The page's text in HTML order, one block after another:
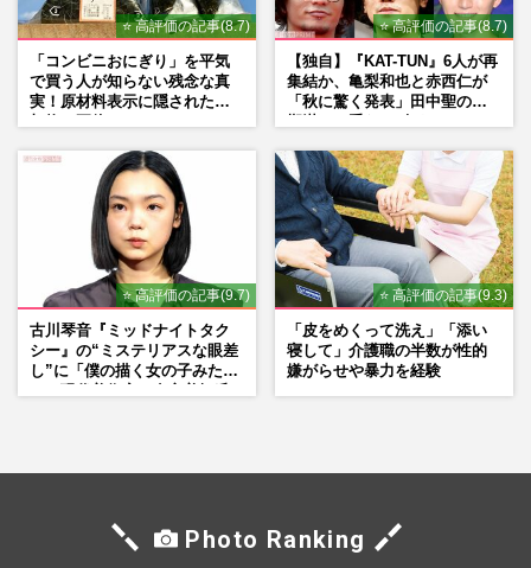
⭐ 高評価の記事(8.7)
「コンビニおにぎり」を平気
で買う人が知らない残念な真
実！原材料表示に隠された添
⭐ 高評価の記事(8.7)
【独自】『KAT-TUN』6人が再
集結か、亀梨和也と赤西仁が
「秋に驚く発表」田中聖の刑
⭐ 高評価の記事(9.7)
古川琴音『ミッドナイトタク
シー』の“ミステリアスな眼差
し”に「僕の描く女の子みた
⭐ 高評価の記事(9.3)
「皮をめくって洗え」「添い
寝して」介護職の半数が性的
嫌がらせや暴力を経験
Photo Ranking